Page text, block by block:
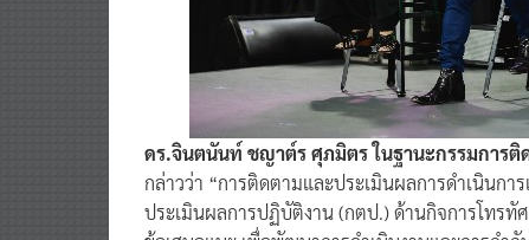
ดร.จินตนันท์ ชญาต์ร ศุภมิตร ในฐานะกรรมการ
กล่าวว่า “การติดตามและประเมินผลการดำเนินกา
ประเมินผลการปฏิบัติงาน (กตป.) ด้านกิจการโทรทั
ข้อเสนอแนะ เพื่อพัฒนาการดำเนินงานและการกำกั